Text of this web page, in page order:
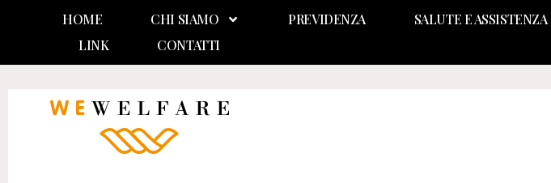
HOME CHI SIAMO PREVIDENZA SALUTE E ASSISTENZA
LINK
CONTATTI